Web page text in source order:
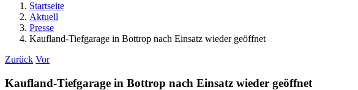
Startseite
Aktuell
Presse
Kaufland-Tiefgarage in Bottrop nach Einsatz wieder geöffnet
Zurück Vor
Kaufland-Tiefgarage in Bottrop nach Einsatz wieder geöffnet